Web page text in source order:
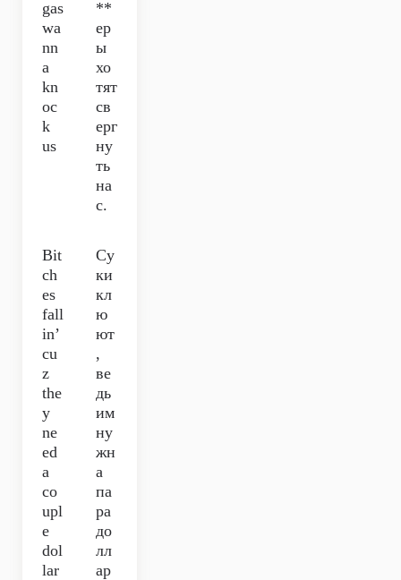
gas
wa
nn
a
kn
oc
k
us
**
ер
ы
хо
тят
св
ерг
ну
ть
на
с.
Bit
ch
es
fall
in’
cu
z
the
y
ne
ed
a
co
upl
e
dol
lar
Су
ки
кл
ю
ют
,
ве
дь
им
ну
жн
а
па
ра
до
лл
ар